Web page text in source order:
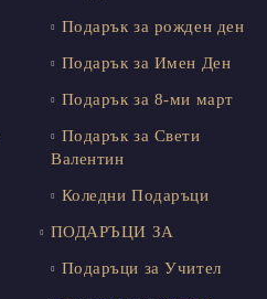
Подарък за рожден ден
Подарък за Имен Ден
Подарък за 8-ми март
Подарък за Свети
Валентин
Коледни Подаръци
ПОДАРЪЦИ ЗА
Подаръци за Учител